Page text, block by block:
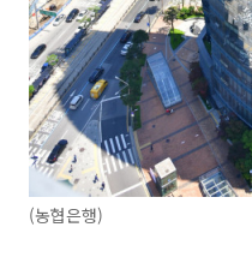
(농협은행)